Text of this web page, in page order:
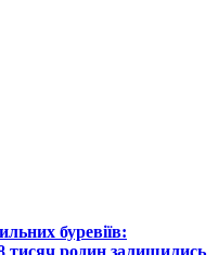
буревіїв:
тисяч родин залишились